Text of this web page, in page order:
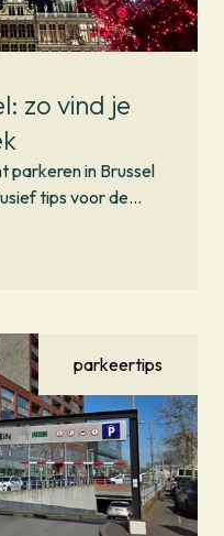
zo vind je
parkeren in Brussel
tips voor de
parkeertips